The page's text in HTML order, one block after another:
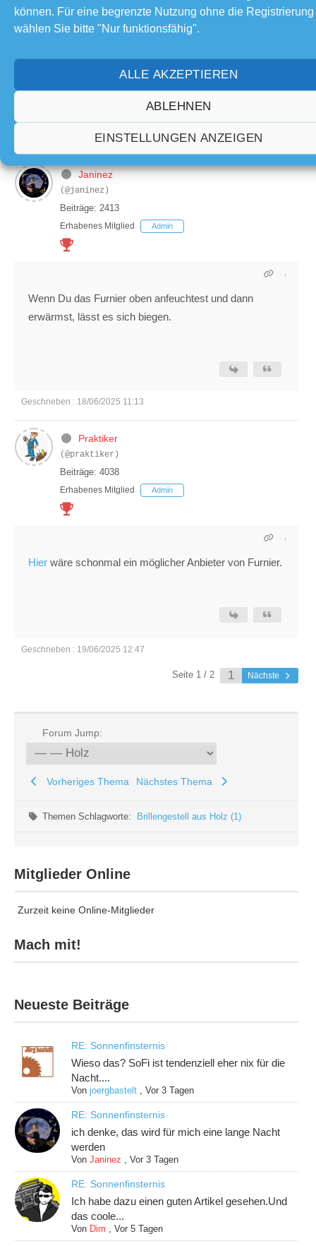
können. Für eine begrenzte Nutzung ohne die Registrierung
wählen Sie bitte "Nur funktionsfähig".
ALLE AKZEPTIEREN
ABLEHNEN
EINSTELLUNGEN ANZEIGEN
Habt ihr zufällig als Beispiel einen Link für ein
entsprechendes Furnier? Nur damit ich weiß wonach
Geschrieben : 18/06/2025 10:22
Janinez
(@janinez)
Beiträge: 2413
Erhabenes Mitglied Admin
Wenn Du das Furnier oben anfeuchtest und dann
erwärmst, lässt es sich biegen.
Geschrieben : 18/06/2025 11:13
Praktiker
(@praktiker)
Beiträge: 4038
Erhabenes Mitglied Admin
Hier wäre schonmal ein möglicher Anbieter von Furnier.
Geschrieben : 19/06/2025 12:47
Seite 1 / 2 Nächste
Forum Jump:
Vorheriges Thema Nächstes Thema
Themen Schlagworte: Brillengestell aus Holz (1)
Mitglieder Online
Zurzeit keine Online-Mitglieder
Mach mit!
Neueste Beiträge
RE: Sonnenfinsternis
Wieso das? SoFi ist tendenziell eher nix für die
Nacht....
Vonjoergbastelt ,Vor 3 Tagen
RE: Sonnenfinsternis
ich denke, das wird für mich eine lange Nacht
werden
VonJaninez ,Vor 3 Tagen
RE: Sonnenfinsternis
Ich habe dazu einen guten Artikel gesehen.Und
das coole...
Von Dim ,Vor 5 Tagen